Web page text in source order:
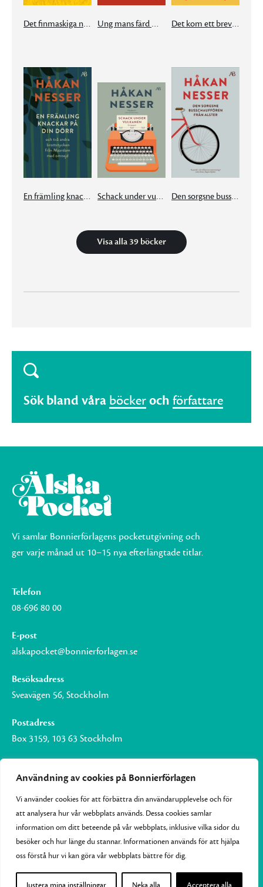
Användning av cookies på Bonnierförlagen
Vi använder cookies för att förbättra din användarupplevelse och för
att analysera hur vår webbplats används. Dessa cookies samlar
information om ditt beteende på vår webbplats, inklusive vilka sidor du
besöker och hur länge du stannar. Informationen används för att hjälpa
oss förstå hur vi kan göra vår webbplats bättre för dig.
Det finmaskiga nätet Ung mans färd mot natt Det kom ett brev från München
En främling knackar på din dörr Schack under vulkanen Den sorgsne busschauffören från Alster
Visa alla 39 böcker
Sök bland våra böckeroch författare
Vi samlar Bonnierförlagens pocketutgivning och
ger varje månad ut 10–15 nya efterlängtade titlar.
Telefon
08-696 80 00
E-post
alskapocket@bonnierforlagen.se
Besöksadress
Sveavägen 56, Stockholm
Postadress
Box 3159, 103 63 Stockholm
Om Bonnierförlagen
Cookies
Integritetspolicy